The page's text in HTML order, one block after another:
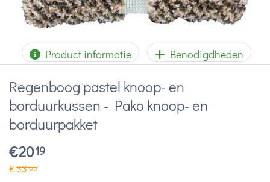
Product informatie Benodigdheden
Regenboog pastel knoop- en
borduurkussen - Pako knoop- en
borduurpakket
€2019
€3365